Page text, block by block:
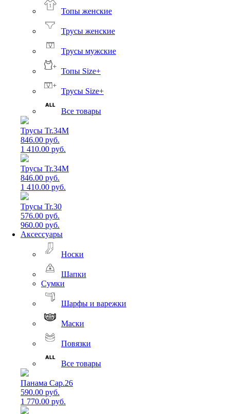
Топы женские
Трусы женские
Трусы мужские
Топы Size+
Трусы Size+
Все товары
Трусы Tr.34M
846.00 руб.
1 410.00 руб.
Трусы Tr.34M
846.00 руб.
1 410.00 руб.
Трусы Tr.30
576.00 руб.
960.00 руб.
Аксессуары
Носки
Шапки
Сумки
Шарфы и варежки
Маски
Повязки
Все товары
Панама Cap.26
590.00 руб.
1 770.00 руб.